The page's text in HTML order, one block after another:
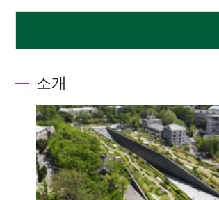
소개